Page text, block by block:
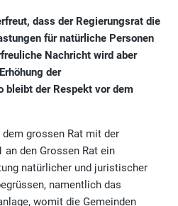
dass der Regierungsrat die
für natürliche Personen
Nachricht wird aber
der
bleibt der Respekt vor dem
grossen Rat mit der
den Grossen Rat ein
natürlicher und juristischer
namentlich das
womit die Gemeinden